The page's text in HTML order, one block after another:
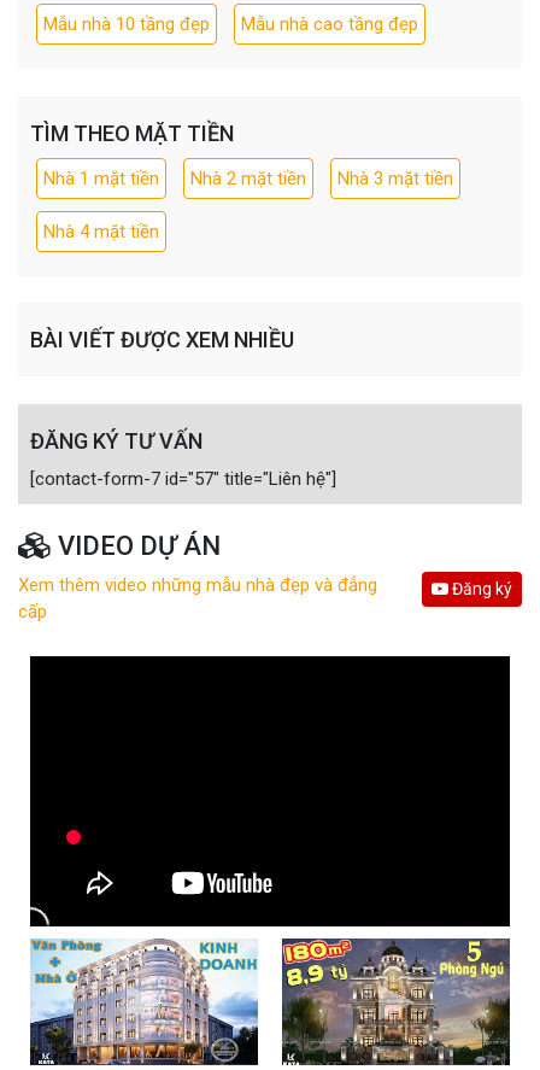
Mẫu nhà 10 tầng đẹp Mẫu nhà cao tầng đẹp
TÌM THEO MẶT TIỀN
Nhà 1 mặt tiền Nhà 2 mặt tiền Nhà 3 mặt tiền
Nhà 4 mặt tiền
BÀI VIẾT ĐƯỢC XEM NHIỀU
ĐĂNG KÝ TƯ VẤN
[contact-form-7 id="57" title="Liên hệ"]
VIDEO DỰ ÁN
Xem thêm video những mẫu nhà đẹp và đẳng
cấp
Đăng ký